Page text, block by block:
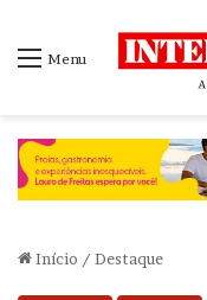
Menu
Início / Destaque